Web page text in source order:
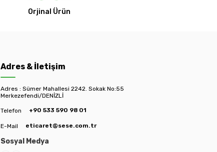
Orjinal Ürün
Adres & İletişim
Adres : Sümer Mahallesi 2242. Sokak No:55
Merkezefendi/DENİZLİ
Telefon +90 533 590 98 01
E-Mail eticaret@sese.com.tr
Sosyal Medya